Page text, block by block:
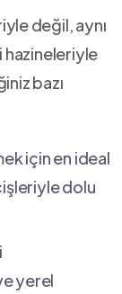
⁢değil, aynı
⁤bazı
için en ideal
dolu
yerel